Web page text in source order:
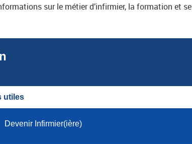
sur le métier d’infirmier, la formation et
utiles
Devenir Infirmier(ière)